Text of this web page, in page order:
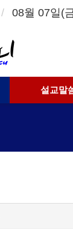
08월 07일(
설교말